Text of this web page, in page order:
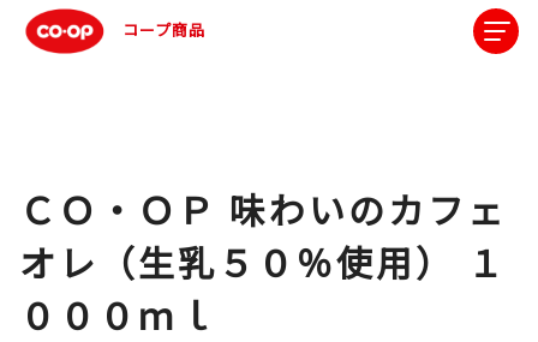
コープ商品
ＣＯ・ＯＰ 味わいのカフェ
オレ（生乳５０％使用） １
０００ｍｌ